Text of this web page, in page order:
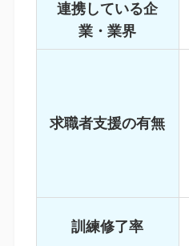
連携している企
業・業界
求職者支援の有無
訓練修了率